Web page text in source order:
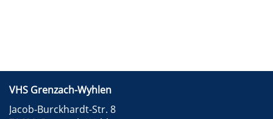
VHS Grenzach-Wyhlen
Jacob-Burckhardt-Str. 8